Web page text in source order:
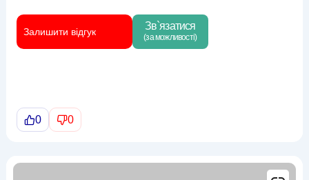
Залишити відгук Зв`язатися
(за можливості)
0 0